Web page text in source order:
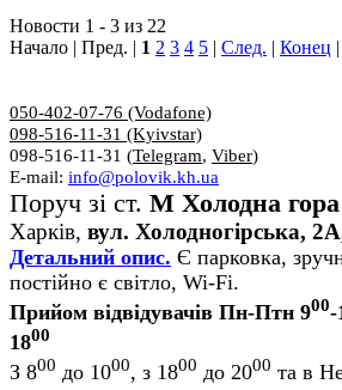
Новости 1 - 3 из 22
Начало | Пред. | 1 2 3 4 5 | След. | Конец |
050-402-07-76 (Vodafone)
098-516-11-31 (Kyivstar)
098-516-11-31 (Telegram, Viber)
E-mail: info@polovik.kh.ua
Поруч зі ст. М Холодна гора
Харків, вул. Холодногірська,
Детальний опис. Є парковка,
постійно є світло, Wi-Fi.
Прийом відвідувачів Пн-Птн 900-
1800
З 800 до 1000, з 1800 до 2000 та в